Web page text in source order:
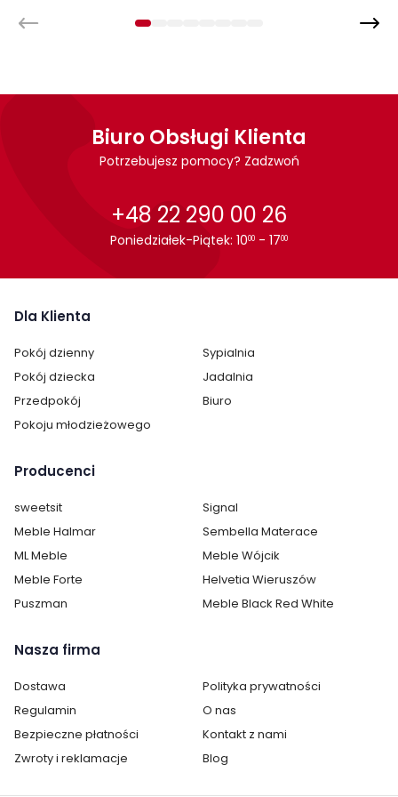
Płyta meblowa
Szuflada Laser Firmy Meble Wójcik jest oryginalnie zapakowana
Biuro Obsługi Klienta
Potrzebujesz pomocy? Zadzwoń
+48 22 290 00 26
Poniedziałek-Piątek: 1000 - 1700
Dla Klienta
Pokój dzienny
Sypialnia
Pokój dziecka
Jadalnia
Przedpokój
Biuro
Pokoju młodzieżowego
Producenci
sweetsit
Signal
Meble Halmar
Sembella Materace
ML Meble
Meble Wójcik
Meble Forte
Helvetia Wieruszów
Puszman
Meble Black Red White
Nasza firma
Dostawa
Polityka prywatności
Regulamin
O nas
Bezpieczne płatności
Kontakt z nami
Zwroty i reklamacje
Blog